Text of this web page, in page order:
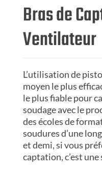
Bras de
Ventilateur
L’utilisation de
moyen le plus
le plus fiable pour
soudage avec le
des écoles de
soudures d’une
et demi, si vous
captation, c’est